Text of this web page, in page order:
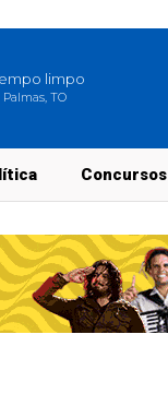
limpo
Palmas, TO
Concursos